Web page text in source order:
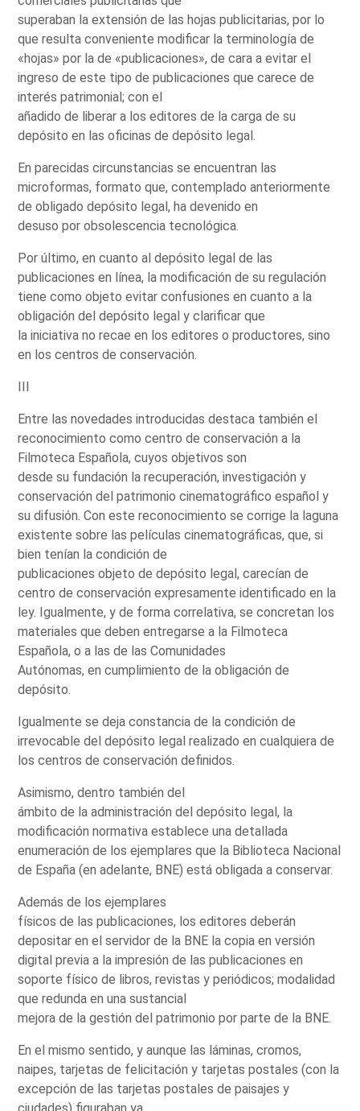
superaban la extensión de las hojas publicitarias, por lo
que resulta conveniente modificar la terminología de
«hojas» por la de «publicaciones», de cara a evitar el
ingreso de este tipo de publicaciones que carece de
interés patrimonial; con el
añadido de liberar a los editores de la carga de su
depósito en las oficinas de depósito legal.
En parecidas circunstancias se encuentran las
microformas, formato que, contemplado anteriormente
de obligado depósito legal, ha devenido en
desuso por obsolescencia tecnológica.
Por último, en cuanto al depósito legal de las
publicaciones en línea, la modificación de su regulación
tiene como objeto evitar confusiones en cuanto a la
obligación del depósito legal y clarificar que
la iniciativa no recae en los editores o productores, sino
en los centros de conservación.
III
Entre las novedades introducidas destaca también el
reconocimiento como centro de conservación a la
Filmoteca Española, cuyos objetivos son
desde su fundación la recuperación, investigación y
conservación del patrimonio cinematográfico español y
su difusión. Con este reconocimiento se corrige la laguna
existente sobre las películas cinematográficas, que, si
bien tenían la condición de
publicaciones objeto de depósito legal, carecían de
centro de conservación expresamente identificado en la
ley. Igualmente, y de forma correlativa, se concretan los
materiales que deben entregarse a la Filmoteca
Española, o a las de las Comunidades
Autónomas, en cumplimiento de la obligación de
depósito.
Igualmente se deja constancia de la condición de
irrevocable del depósito legal realizado en cualquiera de
los centros de conservación definidos.
Asimismo, dentro también del
ámbito de la administración del depósito legal, la
modificación normativa establece una detallada
enumeración de los ejemplares que la Biblioteca Nacional
de España (en adelante, BNE) está obligada a conservar.
Además de los ejemplares
físicos de las publicaciones, los editores deberán
depositar en el servidor de la BNE la copia en versión
digital previa a la impresión de las publicaciones en
soporte físico de libros, revistas y periódicos; modalidad
que redunda en una sustancial
mejora de la gestión del patrimonio por parte de la BNE.
En el mismo sentido, y aunque las láminas, cromos,
naipes, tarjetas de felicitación y tarjetas postales (con la
excepción de las tarjetas postales de paisajes y
ciudades) figuraban ya